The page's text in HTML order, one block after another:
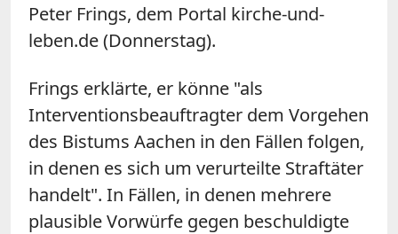
Peter Frings, dem Portal kirche-und-
leben.de (Donnerstag).
Frings erklärte, er könne "als
Interventionsbeauftragter dem Vorgehen
des Bistums Aachen in den Fällen folgen,
in denen es sich um verurteilte Straftäter
handelt". In Fällen, in denen mehrere
plausible Vorwürfe gegen beschuldigte